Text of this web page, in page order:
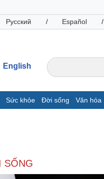
Русский / Español /
English
Sức khỏe Đời sống Văn hóa
Giá cà phê
SỐNG